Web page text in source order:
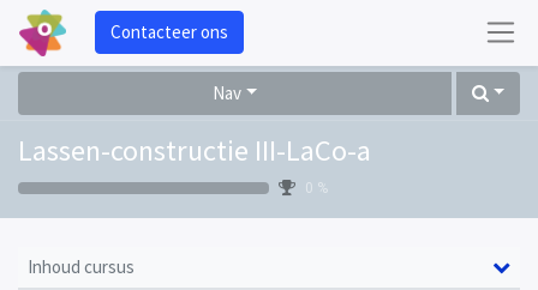
Contacteer ons
Nav
Lassen-constructie III-LaCo-a
0 %
Inhoud cursus